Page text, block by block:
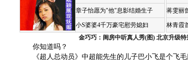
章子怡愿为"他"息影结婚生子
小S婆婆4千万豪宅慰劳媳妇
蒋雯丽
林青霞
金巧巧：闺房中听真人秀(图) 北京升级
你知道吗？
《超人总动员》中超能先生的儿子巴小飞是个飞毛